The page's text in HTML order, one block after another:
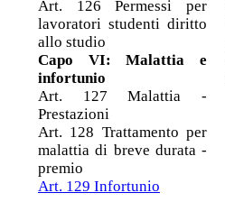
Art. 126 Permessi per
lavoratori studenti diritto
allo studio
Capo VI: Malattia e
infortunio
Art. 127 Malattia -
Prestazioni
Art. 128 Trattamento per
malattia di breve durata -
premio
Art. 129 Infortunio